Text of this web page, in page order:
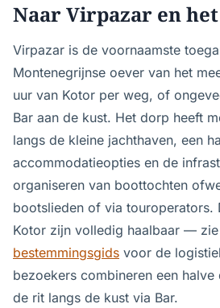
Naar Virpazar en
Virpazar is de voornaamste
Montenegrijnse oever van het
uur van Kotor per weg, of
Bar aan de kust. Het dorp heeft
langs de kleine jachthaven, een
accommodatieopties en de
organiseren van boottochten
bootslieden of via touroperators.
Kotor zijn volledig haalbaar —
bestemmingsgids voor de
bezoekers combineren een
de rit langs de kust via Bar.